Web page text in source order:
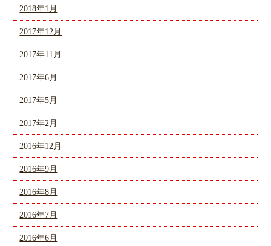
2018年1月
2017年12月
2017年11月
2017年6月
2017年5月
2017年2月
2016年12月
2016年9月
2016年8月
2016年7月
2016年6月